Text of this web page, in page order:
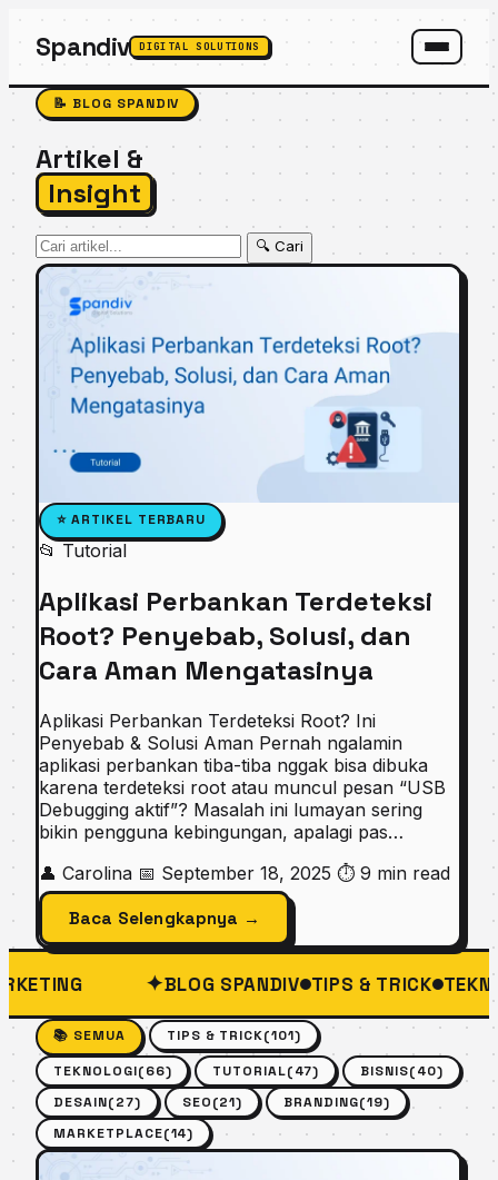
Spandiv DIGITAL SOLUTIONS
📝 BLOG SPANDIV
Artikel &
Insight
🔍 Cari
⭐ ARTIKEL TERBARU
📂 Tutorial
Aplikasi Perbankan Terdeteksi
Root? Penyebab, Solusi, dan
Cara Aman Mengatasinya
Aplikasi Perbankan Terdeteksi Root? Ini
Penyebab & Solusi Aman Pernah ngalamin
aplikasi perbankan tiba-tiba nggak bisa dibuka
karena terdeteksi root atau muncul pesan “USB
Debugging aktif”? Masalah ini lumayan sering
bikin pengguna kebingungan, apalagi pas…
👤 Carolina 📅 September 18, 2025 ⏱ 9 min read
Baca Selengkapnya →
✦BLOG SPANDIV TIPS & TRICK TEKNOLOGI
📚 SEMUA TIPS & TRICK(101)
TEKNOLOGI(66) TUTORIAL(47) BISNIS(40)
DESAIN(27) SEO(21) BRANDING(19)
MARKETPLACE(14)
SPANDIV ASSISTANT